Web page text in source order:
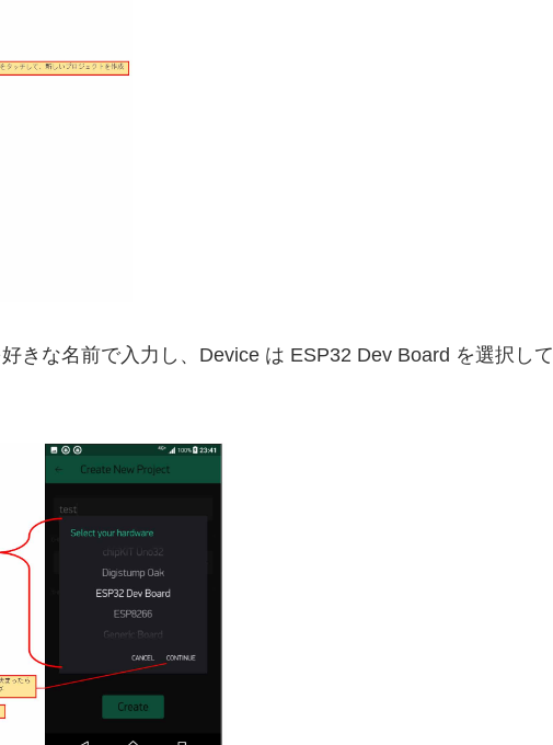
きな名前で入力し、Device は ESP32 Dev Board を選択して